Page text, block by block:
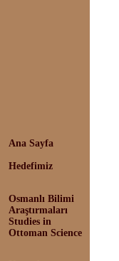
Ana Sayfa
Hedefimiz
Osmanlı Bilimi
Araştırmaları
Studies in
Ottoman Science